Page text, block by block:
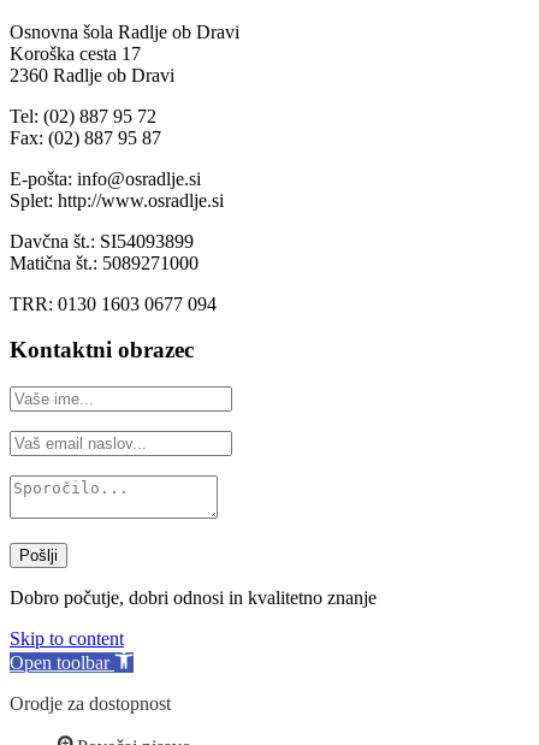
Osnovna šola Radlje ob Dravi
Koroška cesta 17
2360 Radlje ob Dravi
Tel: (02) 887 95 72
Fax: (02) 887 95 87
E-pošta: info@osradlje.si
Splet: http://www.osradlje.si
Davčna št.: SI54093899
Matična št.: 5089271000
TRR: 0130 1603 0677 094
Kontaktni obrazec
Pošlji
Dobro počutje, dobri odnosi in kvalitetno znanje
Skip to content
Open toolbar
Orodje za dostopnost